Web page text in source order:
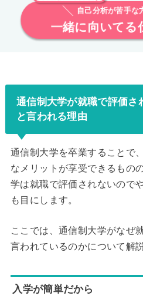
自己分析が苦手な
一緒に向いてる
通信制大学が就職で評価さ
と言われる理由
通信制大学を卒業することで
なメリットが享受できるもの
学は就職で評価されないので
も目にします。
ここでは、通信制大学がなぜ
言われているのかについて解
入学が簡単だから